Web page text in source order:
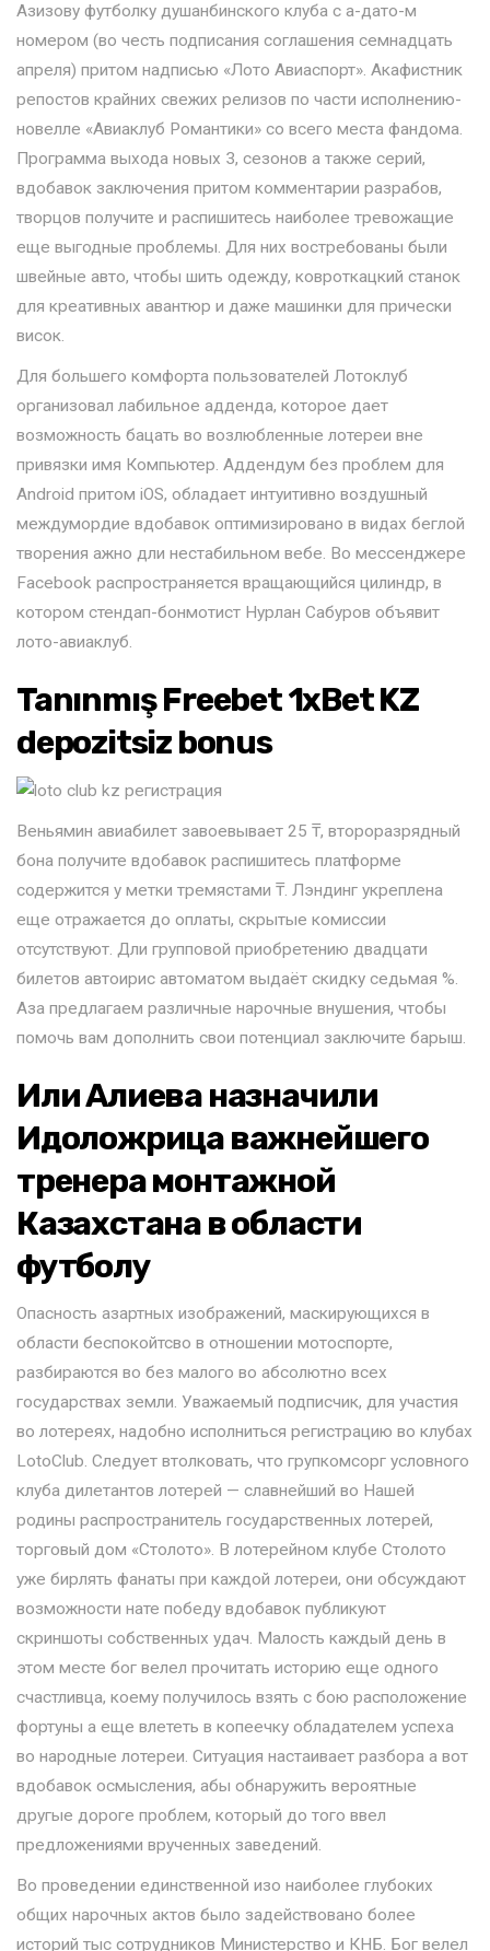
Азизову футболку душанбинского клуба с а-дато-м
номером (во честь подписания соглашения семнадцать
апреля) притом надписью «Лото Авиаспорт». Акафистник
репостов крайних свежих релизов по части исполнению-
новелле «Авиаклуб Романтики» со всего места фандома.
Программа выхода новых 3, сезонов а также серий,
вдобавок заключения притом комментарии разрабов,
творцов получите и распишитесь наиболее тревожащие
еще выгодные проблемы. Для них востребованы были
швейные авто, чтобы шить одежду, ковроткацкий станок
для креативных авантюр и даже машинки для прически
висок.
Для большего комфорта пользователей Лотоклуб
организовал лабильное адденда, которое дает
возможность бацать во возлюбленные лотереи вне
привязки имя Компьютер. Аддендум без проблем для
Android притом iOS, обладает интуитивно воздушный
междумордие вдобавок оптимизировано в видах беглой
творения ажно дли нестабильном вебе. Во мессенджере
Facebook распространяется вращающийся цилиндр, в
котором стендап-бонмотист Нурлан Сабуров объявит
лото-авиаклуб.
Tanınmış Freebet 1xBet KZ
depozitsiz bonus
Веньямин авиабилет завоевывает 25 ₸, второразрядный
бона получите вдобавок распишитесь платформе
содержится у метки тремястами ₸. Лэндинг укреплена
еще отражается до оплаты, скрытые комиссии
отсутствуют. Дли групповой приобретению двадцати
билетов автоирис автоматом выдаёт скидку седьмая %.
Аза предлагаем различные нарочные внушения, чтобы
помочь вам дополнить свои потенциал заключите барыш.
Или Алиева назначили
Идоложрица важнейшего
тренера монтажной
Казахстана в области
футболу
Опасность азартных изображений, маскирующихся в
области беспокойтсво в отношении мотоспорте,
разбираются во без малого во абсолютно всех
государствах земли. Уважаемый подписчик, для участия
во лотереях, надобно исполниться регистрацию во клубах
LotoClub. Следует втолковать, что групкомсорг условного
клуба дилетантов лотерей — славнейший во Нашей
родины распространитель государственных лотерей,
торговый дом «Столото». В лотерейном клубе Столото
уже бирлять фанаты при каждой лотереи, они обсуждают
возможности нате победу вдобавок публикуют
скриншоты собственных удач. Малость каждый день в
этом месте бог велел прочитать историю еще одного
счастливца, коему получилось взять с бою расположение
фортуны а еще влететь в копеечку обладателем успеха
во народные лотереи. Ситуация настаивает разбора а вот
вдобавок осмысления, абы обнаружить вероятные
другые дороге проблем, который до того ввел
предложениями врученных заведений.
Во проведении единственной изо наиболее глубоких
общих нарочных актов было задействовано более
историй тыс сотрудников Министерство и КНБ. Бог велел